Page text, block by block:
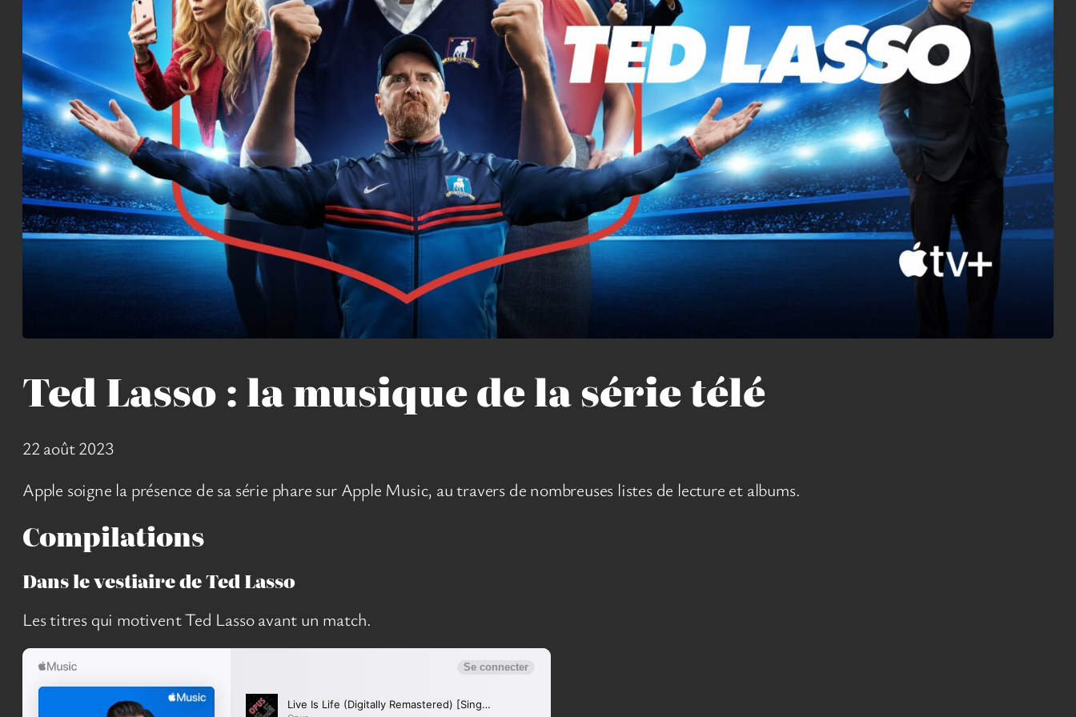
Ted Lasso : la musique de la série télé
22 août 2023
Apple soigne la présence de sa série phare sur Apple Music, au travers de nombreuses listes de lecture et albums.
Compilations
Dans le vestiaire de Ted Lasso
Les titres qui motivent Ted Lasso avant un match.